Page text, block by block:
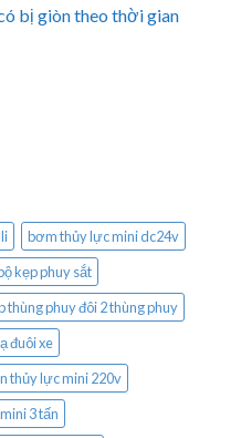
bị giòn theo thời gian
bơm thủy lực mini dc24v
kẹp phuy sắt
thùng phuy đôi 2 thùng phuy
đuôi xe
thủy lực mini 220v
3 tấn